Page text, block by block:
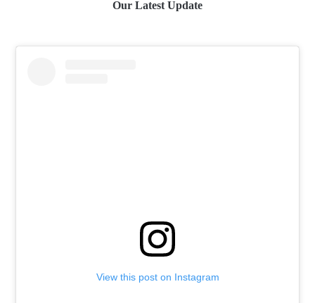
Our Latest Update
View this post on Instagram